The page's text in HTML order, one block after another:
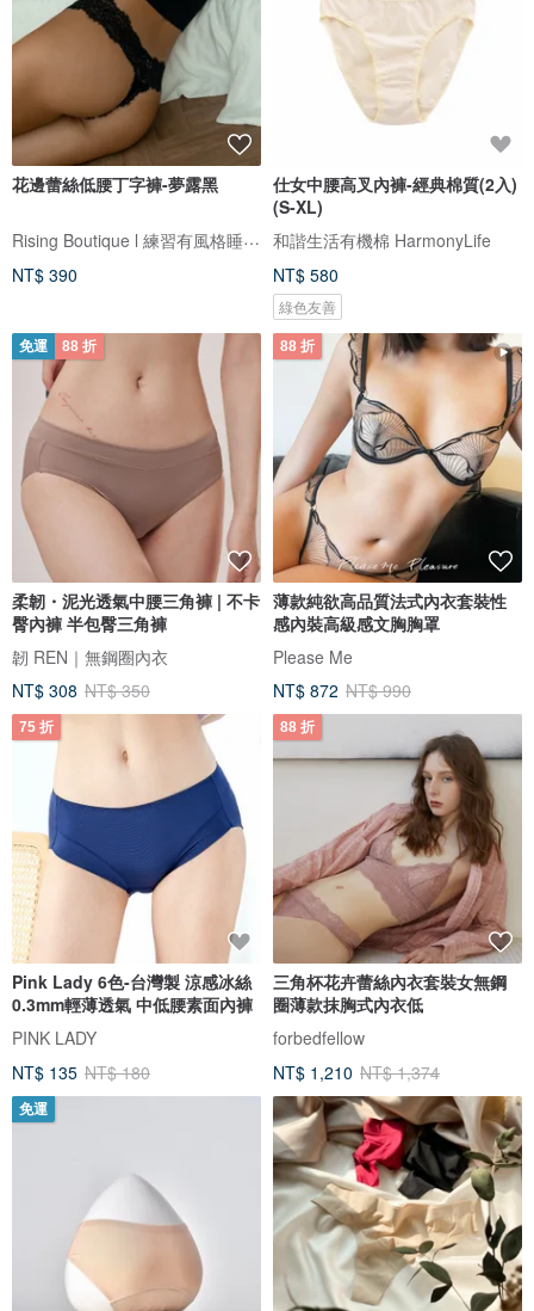
花邊蕾絲低腰丁字褲-夢露黑
Rising Boutique l 練習有風格睡衣設計
NT$ 390
仕女中腰高叉內褲-經典棉質(2入)
(S-XL)
和諧生活有機棉 HarmonyLife
NT$ 580
綠色友善
免運 88 折
柔韌・泥光透氣中腰三角褲 | 不卡
臀內褲 半包臀三角褲
韌 REN｜無鋼圈內衣
NT$ 308 NT$ 350
88 折
薄款純欲高品質法式內衣套裝性
感內裝高級感文胸胸罩
Please Me
NT$ 872 NT$ 990
75 折
Pink Lady 6色-台灣製 涼感冰絲
0.3mm輕薄透氣 中低腰素面內褲
PINK LADY
NT$ 135 NT$ 180
88 折
三角杯花卉蕾絲內衣套裝女無鋼
圈薄款抹胸式內衣低
forbedfellow
NT$ 1,210 NT$ 1,374
免運